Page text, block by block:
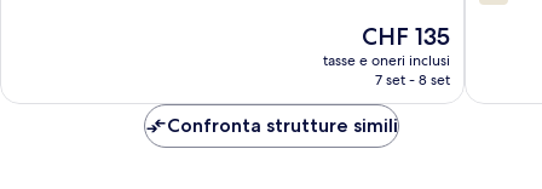
Il
prezzo
attuale
CHF 135
CHF 135
tasse e oneri inclusi
7 set - 8 set
su
Confronta strutture simili